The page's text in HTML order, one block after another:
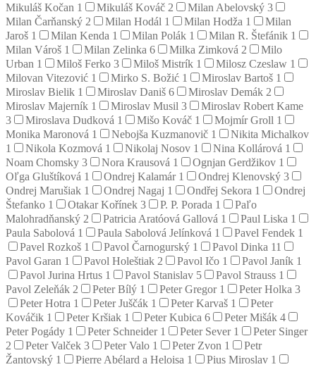
Mikuláš Kočan 1 Mikuláš Kováč 2 Milan Abelovský 3
Milan Čarňanský 2 Milan Hodál 1 Milan Hodža 1
Milan
Jaroš 1 Milan Kenda 1 Milan Polák 1 Milan R. Štefánik 1
Milan Vároš 1 Milan Zelinka 6 Milka Zimková 2
Milo
Urban 1 Miloš Ferko 3 Miloš Mistrík 1 Milosz Czeslaw 1
Milovan Vitezović 1 Mirko S. Božić 1 Miroslav Bartoš 1
Miroslav Bielik 1 Miroslav Daniš 6 Miroslav Demák 2
Miroslav Majerník 1 Miroslav Musil 3
Miroslav Robert Kame
3
Miroslava Dudková 1 Mišo Kováč 1 Mojmír Groll 1
Monika Maronová 1 Nebojša Kuzmanovič 1
Nikita Michalkov
1
Nikola Kozmová 1 Nikolaj Nosov 1 Nina Kollárová 1
Noam Chomsky 3 Nora Krausová 1 Ognjan Gerdžikov 1
Oľga Gluštíková 1 Ondrej Kalamár 1 Ondrej Klenovský 3
Ondrej Marušiak 1 Ondrej Nagaj 1 Ondřej Sekora 1
Ondrej
Štefanko 1 Otakar Kořínek 3 P. P. Porada 1
Paľo
Malohradňanský 2 Patricia Aratóová Gallová 1 Paul Liska 1
Paula Sabolová 1 Paula Sabolová Jelínková 1 Pavel Fendek 1
Pavel Rozkoš 1 Pavol Čarnogurský 1 Pavol Dinka 11
Pavol Garan 1 Pavol Holeštiak 2 Pavol Ičo 1 Pavol Janík 1
Pavol Jurina Hrtus 1 Pavol Stanislav 5 Pavol Strauss 1
Pavol Zeleňák 2 Peter Bílý 1 Peter Gregor 1 Peter Holka 3
Peter Hotra 1 Peter Juščák 1 Peter Karvaš 1
Peter
Kováčik 1 Peter Kršiak 1 Peter Kubica 6 Peter Mišák 4
Peter Pogády 1 Peter Schneider 1 Peter Sever 1
Peter Singer
2
Peter Valček 3 Peter Valo 1 Peter Zvon 1
Petr
Žantovský 1 Pierre Abélard a Heloisa 1 Pius Miroslav 1